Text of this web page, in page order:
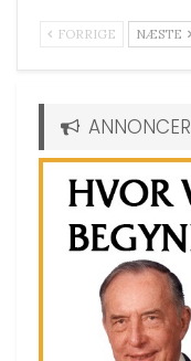
FORRIGE NÆSTE
ANNONCER